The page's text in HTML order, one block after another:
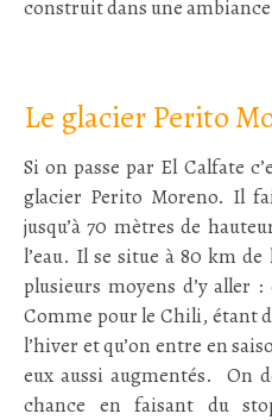
construit dans une ambiance
Le glacier Perito
Si on passe par El Calfate
glacier Perito Moreno. Il
jusqu’à 70 mètres de
l’eau. Il se situe à 80 km
plusieurs moyens d’y aller
Comme pour le Chili, étant
l’hiver et qu’on entre en
eux aussi augmentés. On
chance en faisant du